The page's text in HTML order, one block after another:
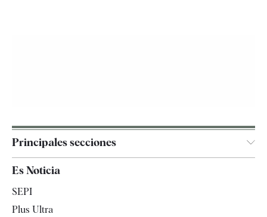
Principales secciones
España
Es Noticia
SEPI
Plus Ultra